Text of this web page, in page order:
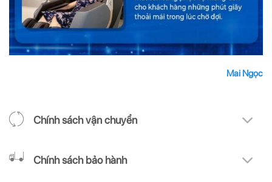
Mai Ngọc
Chính sách vận chuyển
Chính sách bảo hành